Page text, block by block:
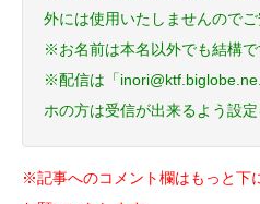
外には使用いたしませんのでご
※お名前は本名以外でも結構で
※配信は「
ホの方は受信が出来るよう設定
※記事へのコメント欄はもっと下